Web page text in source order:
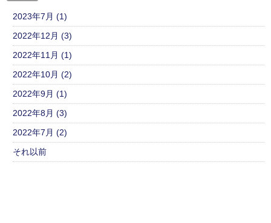
2023年7月 (1)
2022年12月 (3)
2022年11月 (1)
2022年10月 (2)
2022年9月 (1)
2022年8月 (3)
2022年7月 (2)
それ以前